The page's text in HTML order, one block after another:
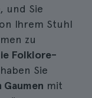
und Sie
Ihrem Stuhl
zu
Folklore-
haben Sie
Gaumen mit